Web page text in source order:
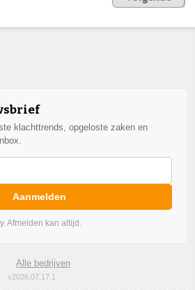
klachttrends, opgeloste zaken en
Aanmelden
Afmelden kan altijd.
Alle bedrijven
v2026.07.17.1